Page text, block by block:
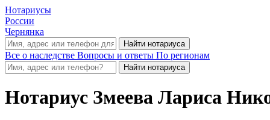
Нотариусы
России
Чернянка
Все о наследстве Вопросы и ответы По регионам
Нотариус Змеева Лариса